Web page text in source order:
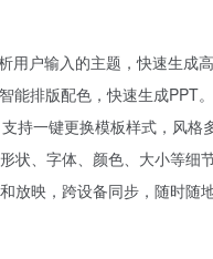
户输入的主题，快速生成高
能排版配色，快速生成PPT。
持一键更换模板样式，风格
状、字体、颜色、大小等细
放映，跨设备同步，随时随